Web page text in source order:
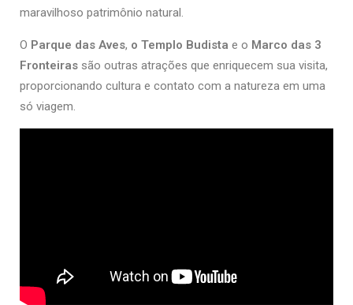
maravilhoso patrimônio natural.
O Parque das Aves, o Templo Budista e o Marco das 3
Fronteiras são outras atrações que enriquecem sua visita,
proporcionando cultura e contato com a natureza em uma
só viagem.